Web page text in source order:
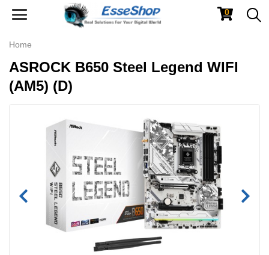
Toggle
0
Home
ASROCK B650 Steel Legend WIFI
(AM5) (D)